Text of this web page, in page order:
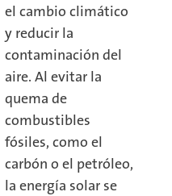
el cambio climático
y reducir la
contaminación del
aire. Al evitar la
quema de
combustibles
fósiles, como el
carbón o el petróleo,
la energía solar se